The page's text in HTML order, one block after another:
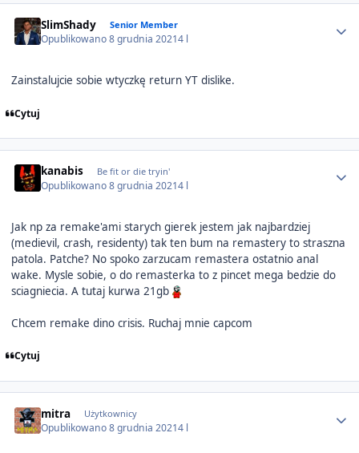
SlimShady Senior Member
Opublikowano8 grudnia 20214 l
Zainstalujcie sobie wtyczkę return YT dislike.
Cytuj
kanabis Be fit or die tryin'
Opublikowano8 grudnia 20214 l
Jak np za remake'ami starych gierek jestem jak najbardziej
(medievil, crash, residenty) tak ten bum na remastery to straszna
patola. Patche? No spoko zarzucam remastera ostatnio anal
wake. Mysle sobie, o do remasterka to z pincet mega bedzie do
sciagniecia. A tutaj kurwa 21gb
Chcem remake dino crisis. Ruchaj mnie capcom
Cytuj
mitra Użytkownicy
Opublikowano8 grudnia 20214 l